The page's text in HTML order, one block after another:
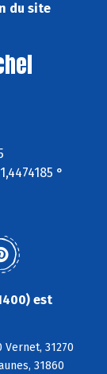
du site
°
est
Vernet, 31270
31860